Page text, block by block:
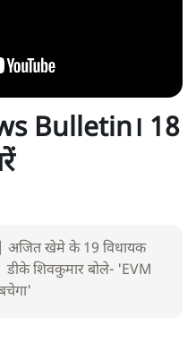
Bulletin। 18
खेमे के 19 विधायक
डीके शिवकुमार बोले- 'EVM